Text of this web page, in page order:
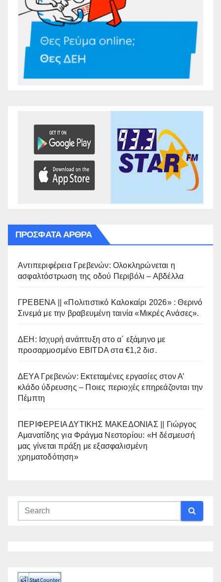
ΠΡΌΣΦΑΤΑ ΆΡΘΡΑ
Αντιπεριφέρεια Γρεβενών: Ολοκληρώνεται η
ασφαλτόστρωση της οδού Περιβόλι – Αβδέλλα
ΓΡΕΒΕΝΑ || «Πολιτιστικό Καλοκαίρι 2026» : Θερινό
Σινεμά με την βραβευμένη ταινία «Μικρές Ανάσες».
ΔΕΗ: Ισχυρή ανάπτυξη στο α΄ εξάμηνο με
προσαρμοσμένο EBITDA στα €1,2 δισ.
ΔΕΥΑ Γρεβενών: Εκτεταμένες εργασίες στον Α’
κλάδο ύδρευσης – Ποιες περιοχές επηρεάζονται την
Πέμπτη
ΠΕΡΙΦΕΡΕΙΑ ΔΥΤΙΚΗΣ ΜΑΚΕΔΟΝΙΑΣ || Γιώργος
Αμανατίδης για Φράγμα Νεστορίου: «Η δέσμευσή
μας γίνεται πράξη με εξασφαλισμένη
χρηματοδότηση»